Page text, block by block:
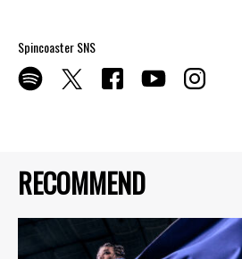
RECOMMEND
Spincoaster SNS